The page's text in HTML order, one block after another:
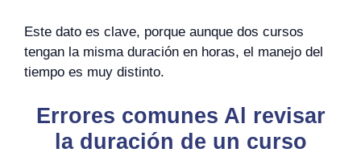
Este dato es clave, porque aunque dos cursos
tengan la misma duración en horas, el manejo del
tiempo es muy distinto.
Errores comunes Al revisar
la duración de un curso